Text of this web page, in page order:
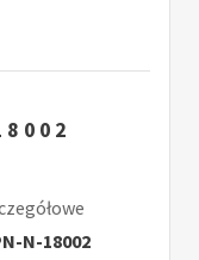
N-18002